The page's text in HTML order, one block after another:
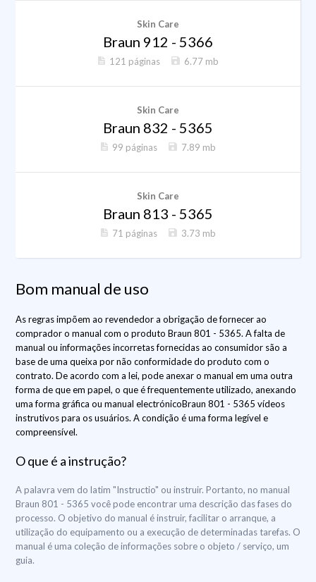
Skin Care
Braun 912 - 5366
121 páginas 6.77 mb
Skin Care
Braun 832 - 5365
99 páginas 7.89 mb
Skin Care
Braun 813 - 5365
71 páginas 3.73 mb
Bom manual de uso
As regras impõem ao revendedor a obrigação de fornecer ao
comprador o manual com o produto Braun 801 - 5365. A falta de
manual ou informações incorretas fornecidas ao consumidor são a
base de uma queixa por não conformidade do produto com o
contrato. De acordo com a lei, pode anexar o manual em uma outra
forma de que em papel, o que é frequentemente utilizado, anexando
uma forma gráfica ou manual electrónicoBraun 801 - 5365 vídeos
instrutivos para os usuários. A condição é uma forma legível e
compreensível.
O que é a instrução?
A palavra vem do latim "Instructio" ou instruir. Portanto, no manual
Braun 801 - 5365 você pode encontrar uma descrição das fases do
processo. O objetivo do manual é instruir, facilitar o arranque, a
utilização do equipamento ou a execução de determinadas tarefas. O
manual é uma coleção de informações sobre o objeto / serviço, um
guia.